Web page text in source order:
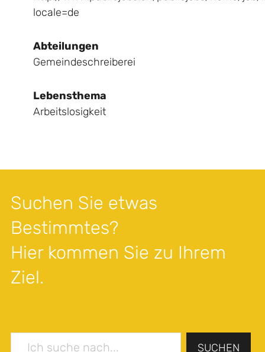
locale=de
Abteilungen
Gemeindeschreiberei
Lebensthema
Arbeitslosigkeit
Suchen Sie etwas
Bestimmtes?
Hier kommen Sie zu Ihrem
Ziel.
SUCHEN